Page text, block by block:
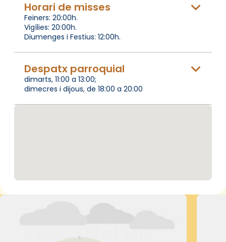
Horari de misses
Feiners: 20:00h.
Vigílies: 20:00h.
Diumenges i Festius: 12:00h.
Despatx parroquial
dimarts, 11:00 a 13:00;
dimecres i dijous, de 18:00 a 20:00